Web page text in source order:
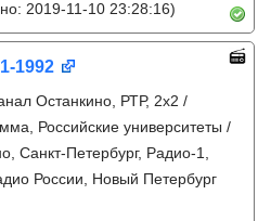
2019-11-10 23:28:16)
1992
Останкино, РТР, 2х2 /
Российские университеты /
Санкт-Петербург, Радио-1,
России, Новый Петербург